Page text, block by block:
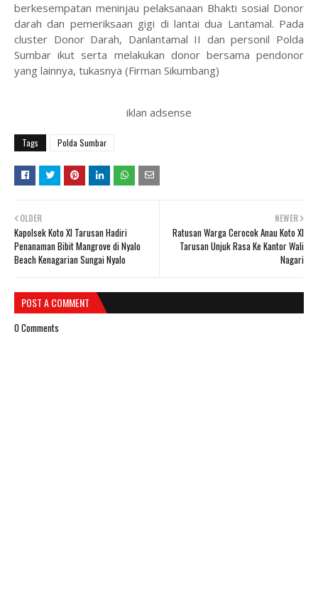
berkesempatan meninjau pelaksanaan Bhakti sosial Donor
darah dan pemeriksaan gigi di lantai dua Lantamal. Pada
cluster Donor Darah, Danlantamal II dan personil Polda
Sumbar ikut serta melakukan donor bersama pendonor
yang lainnya, tukasnya (Firman Sikumbang)
iklan adsense
Tags Polda Sumbar
NEWER
Ratusan Warga Cerocok Anau Koto XI
Tarusan Unjuk Rasa Ke Kantor Wali
Nagari
OLDER
Kapolsek Koto XI Tarusan Hadiri
Penanaman Bibit Mangrove di Nyalo
Beach Kenagarian Sungai Nyalo
POST A COMMENT
0 Comments